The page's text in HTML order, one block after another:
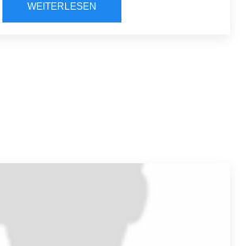
WEITERLESEN